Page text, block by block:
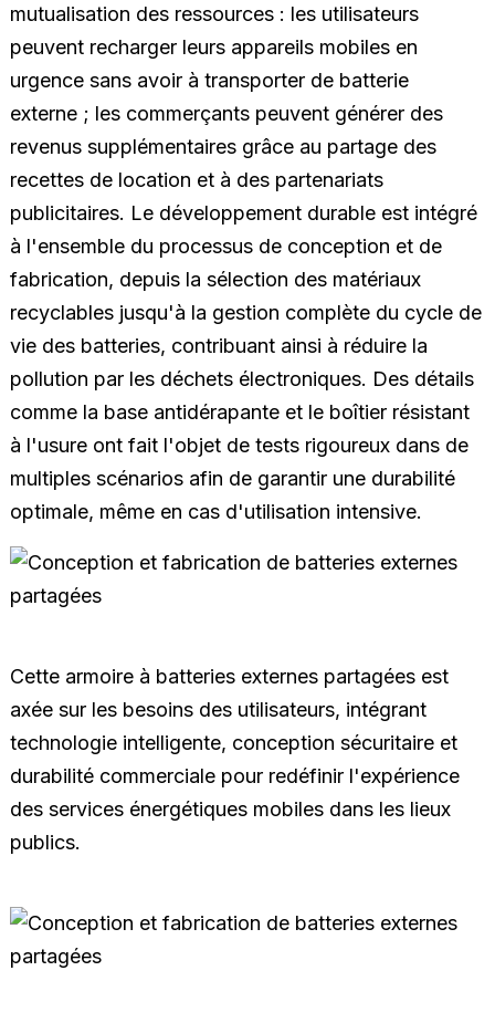
mutualisation des ressources : les utilisateurs
peuvent recharger leurs appareils mobiles en
urgence sans avoir à transporter de batterie
externe ; les commerçants peuvent générer des
revenus supplémentaires grâce au partage des
recettes de location et à des partenariats
publicitaires. Le développement durable est intégré
à l'ensemble du processus de conception et de
fabrication, depuis la sélection des matériaux
recyclables jusqu'à la gestion complète du cycle de
vie des batteries, contribuant ainsi à réduire la
pollution par les déchets électroniques. Des détails
comme la base antidérapante et le boîtier résistant
à l'usure ont fait l'objet de tests rigoureux dans de
multiples scénarios afin de garantir une durabilité
optimale, même en cas d'utilisation intensive.
Cette armoire à batteries externes partagées est
axée sur les besoins des utilisateurs, intégrant
technologie intelligente, conception sécuritaire et
durabilité commerciale pour redéfinir l'expérience
des services énergétiques mobiles dans les lieux
publics.